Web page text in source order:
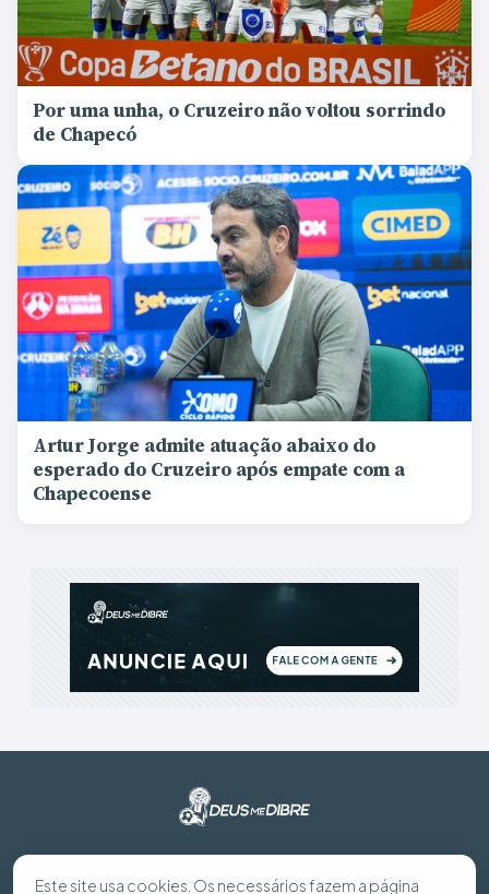
Por uma unha, o Cruzeiro não voltou sorrindo
de Chapecó
Artur Jorge admite atuação abaixo do
esperado do Cruzeiro após empate com a
Chapecoense
Este site usa cookies. Os necessários fazem a página